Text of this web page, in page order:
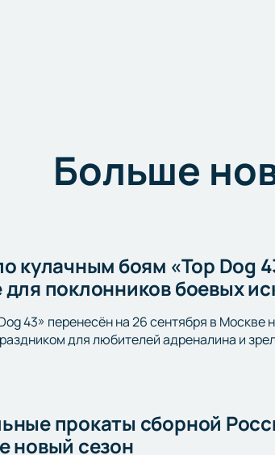
Больше
кулачным боям «Top Dog
поклонников боевых
43» перенесён на 26 сентября в
для любителей адреналина и
прокаты сборной
новый сезон